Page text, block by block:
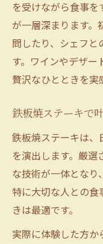
を受けながら食事
が一層深まります。
問したり、シェフと
す。ワインやデザー
贅沢なひとときを実
鉄板焼ステーキで
鉄板焼ステーキは
を演出します。厳
な技術が一体となり
特に大切な人との
きは最適です。
実際に体験した方